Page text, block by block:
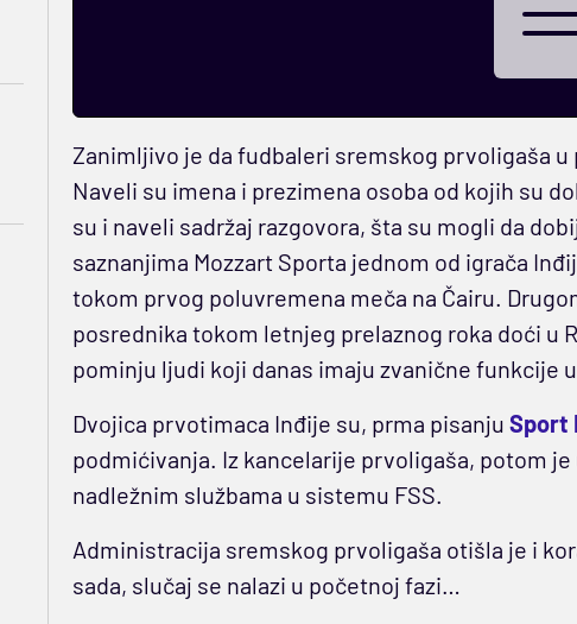
Zanimljivo je da fudbaleri sremskog prvoligaša
Naveli su imena i prezimena osoba od kojih su
su i naveli sadržaj razgovora, šta su mogli da
saznanjima Mozzart Sporta jednom od igrača
tokom prvog poluvremena meča na Čairu.
posrednika tokom letnjeg prelaznog roka doći u
pominju ljudi koji danas imaju zvanične funkcije
Dvojica prvotimaca Inđije su, prma pisanju Sport
podmićivanja. Iz kancelarije prvoligaša, potom
nadležnim službama u sistemu FSS.
Administracija sremskog prvoligaša otišla je i
sada, slučaj se nalazi u početnoj fazi…